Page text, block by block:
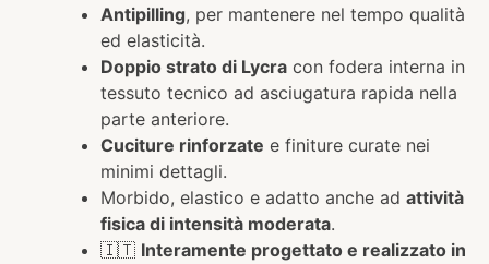
Antipilling, per mantenere nel tempo qualità
ed elasticità.
Doppio strato di Lycra con fodera interna in
tessuto tecnico ad asciugatura rapida nella
parte anteriore.
Cuciture rinforzate e finiture curate nei
minimi dettagli.
Morbido, elastico e adatto anche ad attività
fisica di intensità moderata.
🇮🇹 Interamente progettato e realizzato in